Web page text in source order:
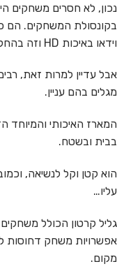
נכון, לא חסרים משחקים
בקונסולת המשחקים. הם
וידאו באיכות HD וזה בהחלט חוויה גדולה לשחק בהם.
אבל עדיין למרות זאת,
מגלים בהם עניין.
המארז האיכותי והמיוחד
בבית ובשטח.
הוא קטן וקל לנשיאה,
עליו…
גליל קרטון הכולל
אפשרויות משחק דחוסות
מקום.